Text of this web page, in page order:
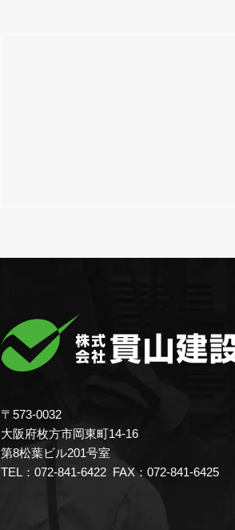
〒573-0032
大阪府枚方市岡東町14-16
第8松葉ビル201号室
TEL：072-841-6422 FAX：072-841-6425